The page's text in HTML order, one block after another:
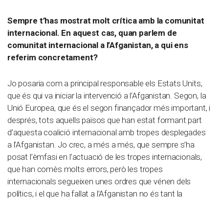
Sempre t’has mostrat molt crítica amb la comunitat
internacional. En aquest cas, quan parlem de
comunitat internacional a l’Afganistan, a qui ens
referim concretament?
Jo posaria com a principal responsable els Estats Units,
que és qui va iniciar la intervenció a l’Afganistan. Segon, la
Unió Europea, que és el segon finançador més important, i
després, tots aquells països que han estat formant part
d’aquesta coalició internacional amb tropes desplegades
a l’Afganistan. Jo crec, a més a més, que sempre s’ha
posat l’èmfasi en l’actuació de les tropes internacionals,
que han comès molts errors, però les tropes
internacionals segueixen unes ordres que vénen dels
polítics, i el que ha fallat a l’Afganistan no és tant la